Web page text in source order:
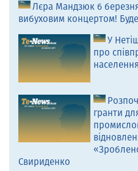
Лєра Мандзюк 6
вибуховим концертом!
У
про
населення
гранти
Свириденко